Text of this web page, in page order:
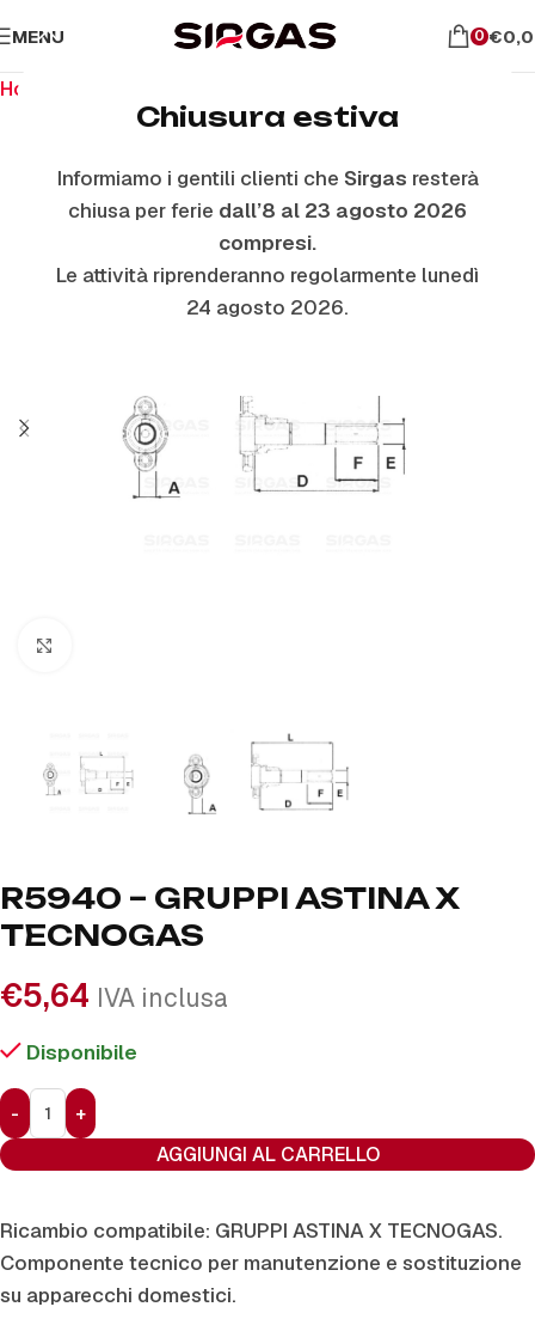
Chiusura estiva
Informiamo i gentili clienti che Sirgas resterà
chiusa per ferie dall’8 al 23 agosto 2026
compresi.
Le attività riprenderanno regolarmente lunedì
24 agosto 2026.
MENU 0 €
Home
R5940 – GRUPPI ASTINA X
TECNOGAS
€5,64 IVA inclusa
Disponibile
AGGIUNGI AL CARRELLO
Ricambio compatibile: GRUPPI ASTINA X TECNOGAS.
Componente tecnico per manutenzione e sostituzione
su apparecchi domestici.